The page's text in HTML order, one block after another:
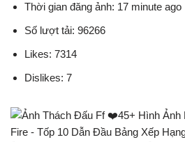
Thời gian đăng ảnh: 17 minute ago
Số lượt tải: 96266
Likes: 7314
Dislikes: 7